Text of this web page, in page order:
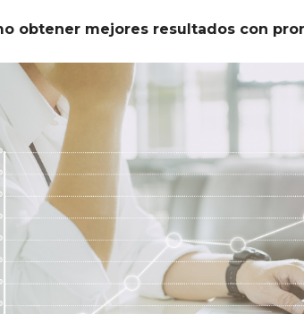
obtener mejores resultados con